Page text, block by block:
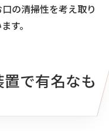
の清掃性を考え取り
す。
で有名なも